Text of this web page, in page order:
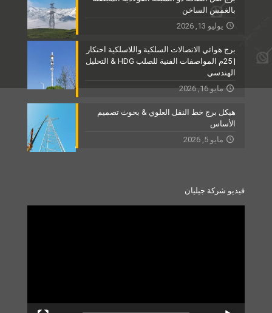
بالغمس الساخن
يوليو 13, 2026
برج هوائي الاتصالات السلكية واللاسلكية احتكار
| 25م المواصفات الفنية للصلب HDG & التحليل
الهندسي
مايو 16, 2026
هيكل برج خط النقل العلوي & بحوث تصميم
الأساس
مايو 5, 2026
فيديو شركة جيليان